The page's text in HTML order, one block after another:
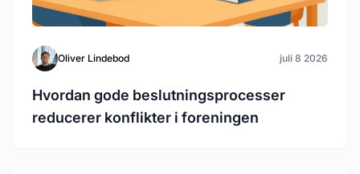
Oliver Lindebod juli 8 2026
Hvordan gode beslutningsprocesser
reducerer konflikter i foreningen